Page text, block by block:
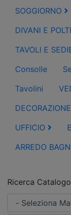
SOGGIORNO
DIVANI E
TAVOLI E
Consolle
Tavolini
UFFICIO
ARREDO
Ricerca Catalogo